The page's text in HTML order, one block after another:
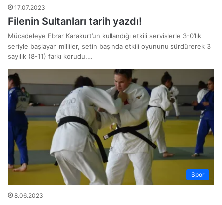
17.07.2023
Filenin Sultanları tarih yazdı!
Mücadeleye Ebrar Karakurt’un kullandığı etkili servislerle 3-0’lık
seriyle başlayan milliler, setin başında etkili oyununu sürdürerek 3
sayılık (8-11) farkı korudu.…
Spor
8.06.2023